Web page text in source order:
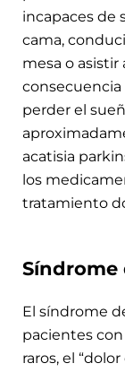
incapaces de
cama,
mesa o asistir
consecuencia
perder el
acatisia
los
tratamiento
Síndrome
El síndrome
pacientes
raros, el